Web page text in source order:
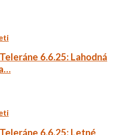
6.6.25: Lahodná
6.6.25: Letné